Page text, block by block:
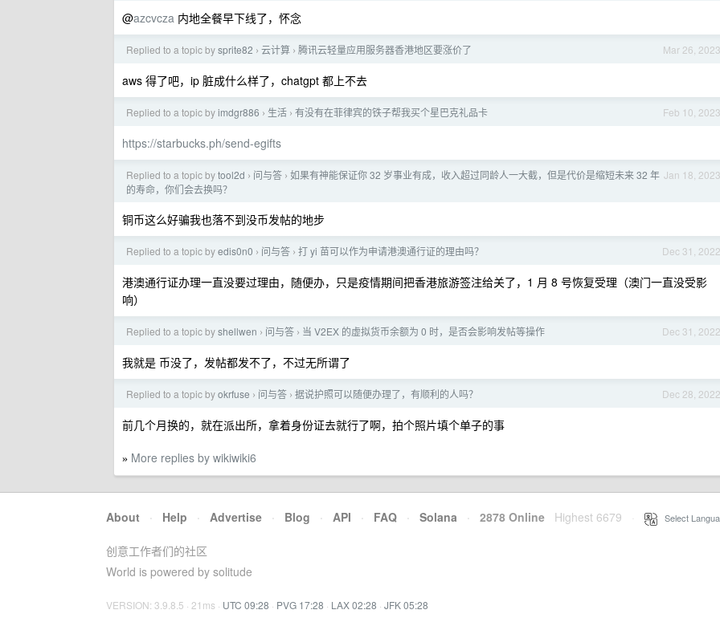
@azcvcza 内地全餐早下线了，怀念
Mar 26, 2023
Replied to a topic bysprite82 › 云计算 › 腾讯云轻量应用服务器香港地区要涨价了
aws 得了吧，ip 脏成什么样了，chatgpt 都上不去
Feb 10, 2023
Replied to a topic byimdgr886 › 生活 › 有没有在菲律宾的铁子帮我买个星巴克礼品卡
https://starbucks.ph/send-egifts
Jan 18, 2023
Replied to a topic bytool2d › 问与答 › 如果有神能保证你 32 岁事业有成，收入超过同龄人一大截，但是代价是缩短未来 32 年
的寿命，你们会去换吗？
铜币这么好骗我也落不到没币发帖的地步
Dec 31, 2022
Replied to a topic byedis0n0 › 问与答 › 打 yi 苗可以作为申请港澳通行证的理由吗？
港澳通行证办理一直没要过理由，随便办，只是疫情期间把香港旅游签注给关了，1 月 8 号恢复受理（澳门一直没受影
响）
Dec 31, 2022
Replied to a topic byshellwen › 问与答 › 当 V2EX 的虚拟货币余额为 0 时，是否会影响发帖等操作
我就是 币没了，发帖都发不了，不过无所谓了
Dec 28, 2022
Replied to a topic byokrfuse › 问与答 › 据说护照可以随便办理了，有顺利的人吗？
前几个月换的，就在派出所，拿着身份证去就行了啊，拍个照片填个单子的事
» More replies by wikiwiki6
About · Help · Advertise · Blog · API · FAQ · Solana · 2878 Online Highest 6679 Select
创意工作者们的社区
World is powered by solitude
VERSION: 3.9.8.5 · 21ms · UTC 09:28 · PVG 17:28 · LAX 02:28 · JFK 05:28